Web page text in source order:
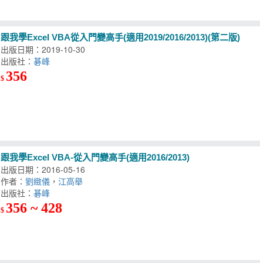
跟我學Excel VBA從入門變高手(適用2019/2016/2013)(第二版)
出版日期：2019-10-30
出版社：碁峰
$ 356
跟我學Excel VBA-從入門變高手(適用2016/2013)
出版日期：2016-05-16
作者：劉緻儀 ，江高舉
出版社：
$ 356 ~ 428